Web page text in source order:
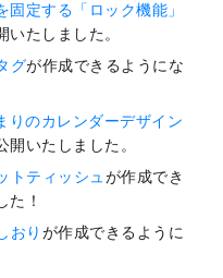
固定する「ロック機能」
いたしました。
グが作成できるようにな
りのカレンダーデザイン
開いたしました。
トティッシュが作成でき
た！
おり が作成できるように